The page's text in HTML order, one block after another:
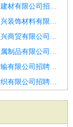
桐城市中翔建材有限公司招聘货船保安
海南凯胜长兴装饰材料有限公司招聘滨海厂区保安
北京沃德长兴商贸有限公司招聘门卫
长兴明盛金属制品有限公司招聘保安
长兴星晨运输有限公司招聘巡逻保安＋无需站岗＋工作轻松
长兴联成纺织有限公司招聘招聘勤务保安轻松待遇好